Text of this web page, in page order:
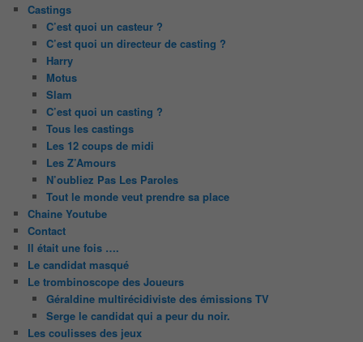
Castings
C’est quoi un casteur ?
C’est quoi un directeur de casting ?
Harry
Motus
Slam
C’est quoi un casting ?
Tous les castings
Les 12 coups de midi
Les Z’Amours
N’oubliez Pas Les Paroles
Tout le monde veut prendre sa place
Chaine Youtube
Contact
Il était une fois ….
Le candidat masqué
Le trombinoscope des Joueurs
Géraldine multirécidiviste des émissions TV
Serge le candidat qui a peur du noir.
Les coulisses des jeux